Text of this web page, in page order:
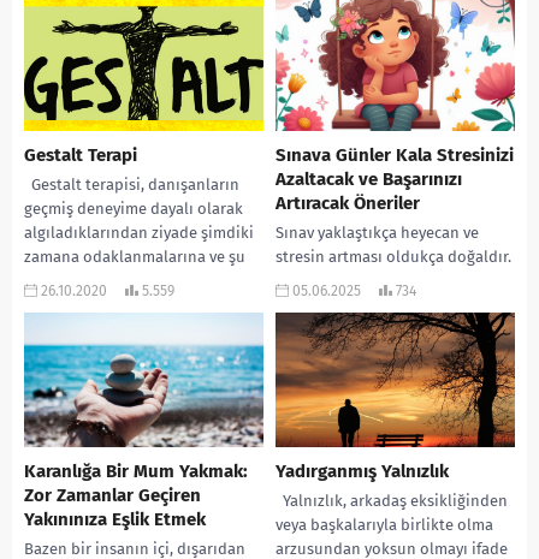
bir kariyer hayal...
Gestalt Terapi
Gestalt terapisi, danışanların
geçmiş deneyime dayalı olarak
algıladıklarından ziyade şimdiki
zamana odaklanmalarına ve şu
anda yaşamlarında gerçekte
26.10.2020 5.559
Sınava Günler Kala Stresinizi
Azaltacak ve Başarınızı
Artıracak Öneriler
Sınav yaklaştıkça heyecan ve
stresin artması oldukça doğaldır.
Ancak unutmayın, doğru
ve emeğinizin karşılığını
alabilirsiniz. “Ssınava...
05.06.2025 734
Karanlığa Bir Mum Yakmak:
Zor Zamanlar Geçiren
Yakınınıza Eşlik Etmek
Bazen bir insanın içi, dışarıdan
Yadırganmış Yalnızlık
Yalnızlık, arkadaş eksikliğinden
veya başkalarıyla birlikte olma
arzusundan yoksun olmayı ifade